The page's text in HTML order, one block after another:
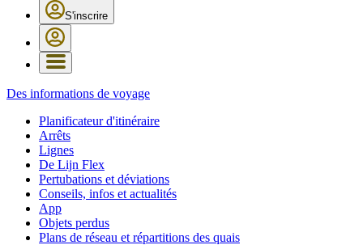
S'inscrire
Des informations de voyage
Planificateur d'itinéraire
Arrêts
Lignes
De Lijn Flex
Pertubations et déviations
Conseils, infos et actualités
App
Objets perdus
Plans de réseau et répartitions des quais